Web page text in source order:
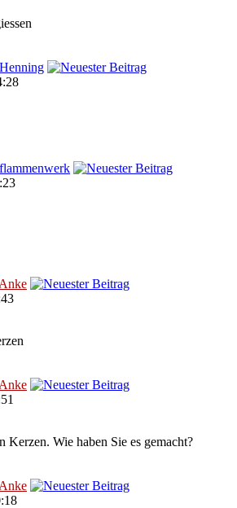
Henning
flammenwerk
Anke
Anke
Kerzen. Wie haben Sie es gemacht?
Anke